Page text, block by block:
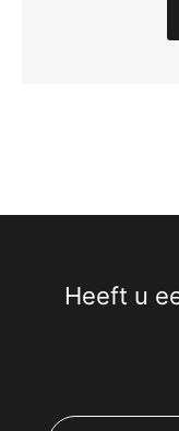
Heeft u